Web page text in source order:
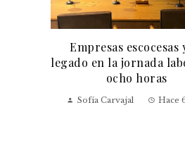
Empresas escocesas
legado en la jornada
ocho horas
Sofía Carvajal Hace